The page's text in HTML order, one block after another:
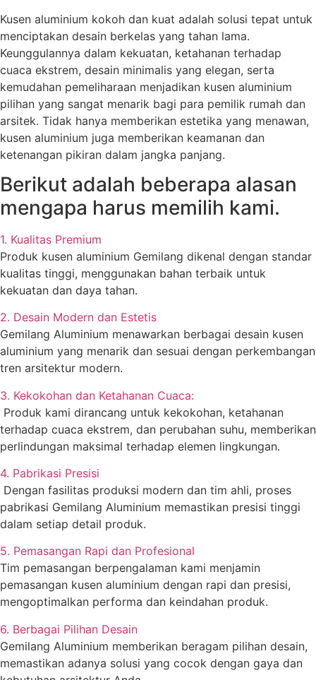
Kusen aluminium kokoh dan kuat adalah solusi tepat untuk
menciptakan desain berkelas yang tahan lama.
Keunggulannya dalam kekuatan, ketahanan terhadap
cuaca ekstrem, desain minimalis yang elegan, serta
kemudahan pemeliharaan menjadikan kusen aluminium
pilihan yang sangat menarik bagi para pemilik rumah dan
arsitek. Tidak hanya memberikan estetika yang menawan,
kusen aluminium juga memberikan keamanan dan
ketenangan pikiran dalam jangka panjang.
Berikut adalah beberapa alasan
mengapa harus memilih kami.
1. Kualitas Premium
Produk kusen aluminium Gemilang dikenal dengan standar
kualitas tinggi, menggunakan bahan terbaik untuk
kekuatan dan daya tahan.
2. Desain Modern dan Estetis
Gemilang Aluminium menawarkan berbagai desain kusen
aluminium yang menarik dan sesuai dengan perkembangan
tren arsitektur modern.
3. Kekokohan dan Ketahanan Cuaca:
Produk kami dirancang untuk kekokohan, ketahanan
terhadap cuaca ekstrem, dan perubahan suhu, memberikan
perlindungan maksimal terhadap elemen lingkungan.
4. Pabrikasi Presisi
Dengan fasilitas produksi modern dan tim ahli, proses
pabrikasi Gemilang Aluminium memastikan presisi tinggi
dalam setiap detail produk.
5. Pemasangan Rapi dan Profesional
Tim pemasangan berpengalaman kami menjamin
pemasangan kusen aluminium dengan rapi dan presisi,
mengoptimalkan performa dan keindahan produk.
6. Berbagai Pilihan Desain
Gemilang Aluminium memberikan beragam pilihan desain,
memastikan adanya solusi yang cocok dengan gaya dan